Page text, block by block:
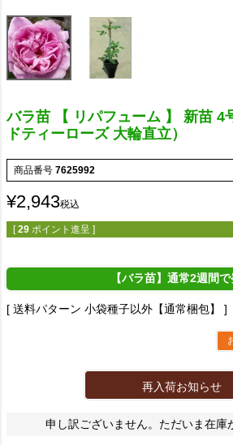
バラ苗 【 リパフューム 】 新苗 4
ドティーローズ 大輪直立）
商品番号 7625992
¥2,943税込
[ 29 ポイント進呈 ]
【バラ苗】通常2週間
送料パターン 小袋種子以外【通常梱包】
再入荷お知らせ
申し訳ございません。ただいま在庫